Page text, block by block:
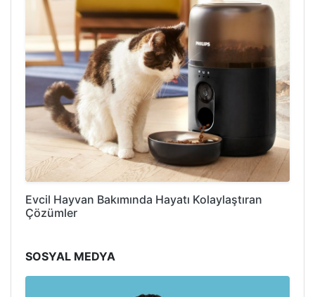
Evcil Hayvan Bakımında Hayatı Kolaylaştıran
Çözümler
SOSYAL MEDYA